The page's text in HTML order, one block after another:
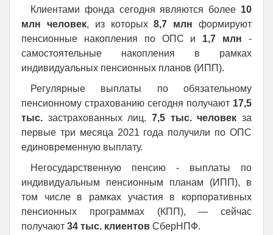
Клиентами фонда сегодня являются более 10
млн человек, из которых8,7 млн формируют
пенсионные накопления по ОПС и 1,7 млн -
самостоятельные накопления в рамках
индивидуальных пенсионных планов (ИПП).
Регулярные выплаты по обязательному
пенсионному страхованию сегодня получают 17,5
тыс. застрахованных лиц. 7,5 тыс. человек за
первые три месяца 2021 года получили по ОПС
единовременную выплату.
Негосударственную пенсию - выплаты по
индивидуальным пенсионным планам (ИПП), в
том числе в рамках участия в корпоративных
пенсионных программах (КПП), — сейчас
получают 34 тыс. клиентов СберНПФ.